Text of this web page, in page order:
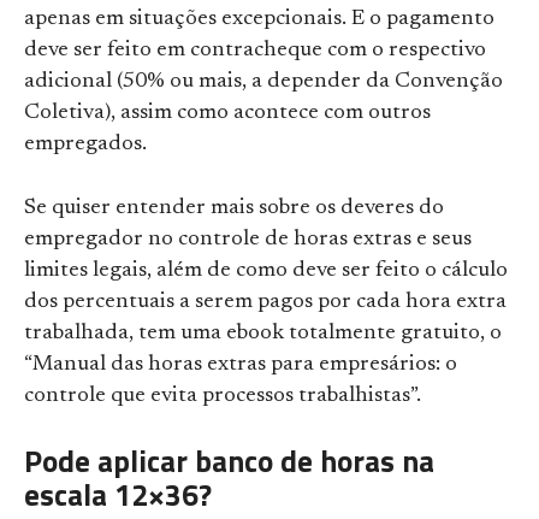
apenas em situações excepcionais. E o pagamento
deve ser feito em contracheque com o respectivo
adicional (50% ou mais, a depender da Convenção
Coletiva), assim como acontece com outros
empregados.
Se quiser entender mais sobre os deveres do
empregador no controle de horas extras e seus
limites legais, além de como deve ser feito o cálculo
dos percentuais a serem pagos por cada hora extra
trabalhada, tem uma ebook totalmente gratuito, o
“Manual das horas extras para empresários: o
controle que evita processos trabalhistas”.
Pode aplicar banco de horas na
escala 12×36?